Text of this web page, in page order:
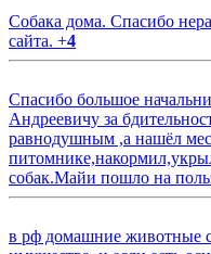
Собака дома. Спасибо
сайта. +4
Спасибо большое
Андреевичу за
равнодушным ,а нашёл
собак.Майи пошло на
в рф домашние животные